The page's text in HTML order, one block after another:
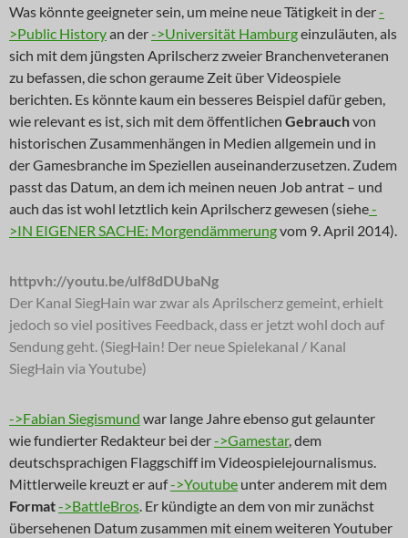
Was könnte geeigneter sein, um meine neue Tätigkeit in der-
>Public Historyan der->Universität Hamburgeinzuläuten, als
sich mit dem jüngsten Aprilscherz zweier Branchenveteranen
zu befassen, die schon geraume Zeit über Videospiele
berichten. Es könnte kaum ein besseres Beispiel dafür geben,
wie relevant es ist, sich mit dem öffentlichen Gebrauchvon
historischen Zusammenhängen in Medien allgemein und in
der Gamesbranche im Speziellen auseinanderzusetzen. Zudem
passt das Datum, an dem ich meinen neuen Job antrat – und
auch das ist wohl letztlich kein Aprilscherz gewesen (siehe-
>IN EIGENER SACHE: Morgendämmerungvom 9. April 2014).
httpvh://youtu.be/ulf8dDUbaNg
Der Kanal SiegHain war zwar als Aprilscherz gemeint, erhielt
jedoch so viel positives Feedback, dass er jetzt wohl doch auf
Sendung geht. (SiegHain! Der neue Spielekanal / Kanal
SiegHain via Youtube)
->Fabian Siegismund war lange Jahre ebenso gut gelaunter
wie fundierter Redakteur bei der->Gamestar, dem
deutschsprachigen Flaggschiff im Videospielejournalismus.
Mittlerweile kreuzt er auf->Youtube unter anderem mit dem
Format->BattleBros. Er kündigte an dem von mir zunächst
übersehenen Datum zusammen mit einem weiteren Youtuber